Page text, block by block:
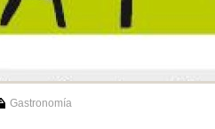
Gastronomía